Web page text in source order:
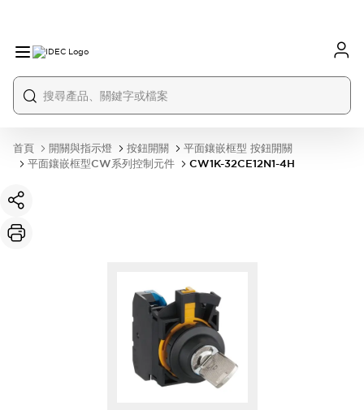
首頁 開關與指示燈 按鈕開關
平面鑲嵌框型 按鈕開關
平面鑲嵌框型CW系列控制元件
CW1K-32CE12N1-4H